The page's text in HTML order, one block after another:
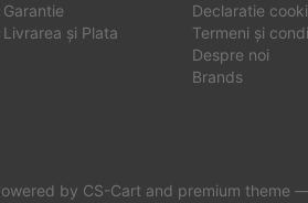
Garantie
Livrarea și Plata
Declaratie
Termeni și
Despre noi
Brands
by CS-Cart and premium theme